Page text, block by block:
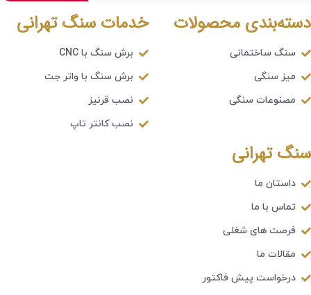
دسته‌بندی محصولات
سنگ ساختمانی
میز سنگی
مصنوعات سنگی
خدمات سنگ تهرانی
برش سنگ با CNC
برش سنگ با واتر جت
نصب قرنیز
نصب کانتر تاپ
سنگ تهرانی
داستان ما
تماس با ما
فرصت های شغلی
مقالات ما
درخواست پیش فاکتور